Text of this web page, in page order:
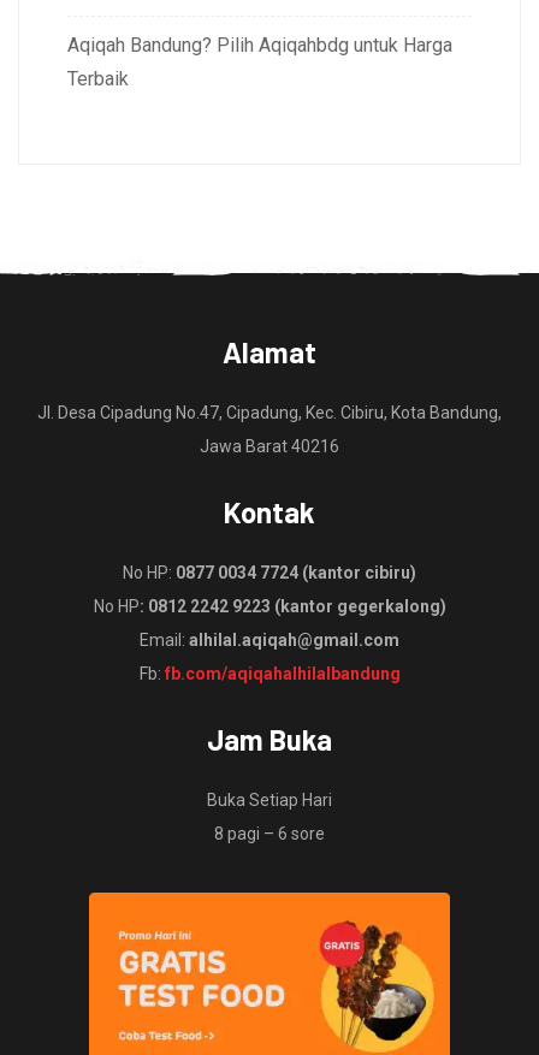
Aqiqah Bandung? Pilih Aqiqahbdg untuk Harga
Terbaik
Alamat
Jl. Desa Cipadung No.47, Cipadung, Kec. Cibiru, Kota Bandung,
Jawa Barat 40216
Kontak
No HP: 0877 0034 7724 (kantor cibiru)
No HP: 0812 2242 9223 (kantor gegerkalong)
Email: alhilal.aqiqah@gmail.com
Fb: fb.com/aqiqahalhilalbandung
Jam Buka
Buka Setiap Hari
8 pagi – 6 sore